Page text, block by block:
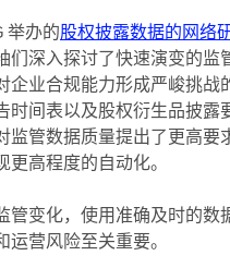
举办的股权披露数据的网络
们深入探讨了快速演变的监
企业合规能力形成严峻挑战
时间表以及股权衍生品披露
监管数据质量提出了更高要
更高程度的自动化。
管变化，使用准确及时的数
运营风险至关重要。